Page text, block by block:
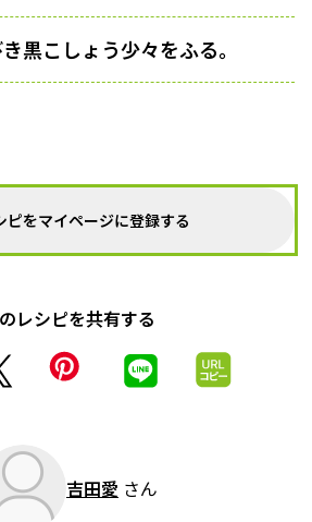
黒こしょう少々をふる。
ピをマイページに登録する
レシピを共有する
吉田愛 さん